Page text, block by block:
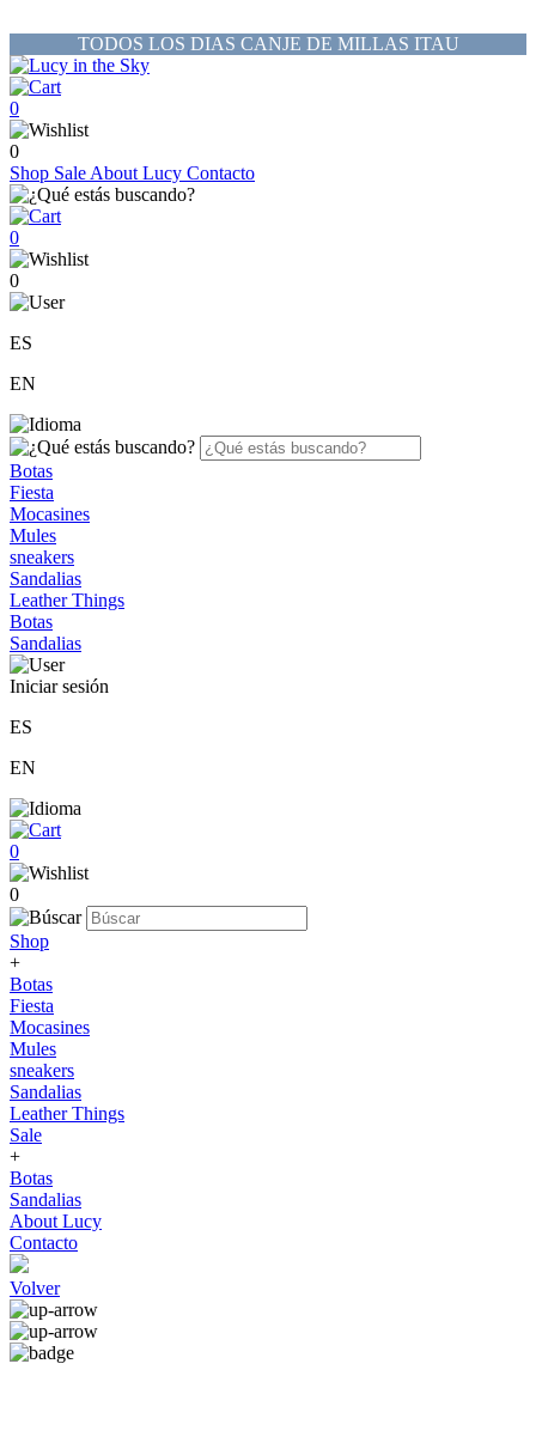
TODOS LOS DIAS CANJE DE MILLAS ITAU
0
0
Shop Sale About Lucy Contacto
0
0
ES
EN
Botas
Fiesta
Mocasines
Mules
sneakers
Sandalias
Leather Things
Botas
Sandalias
Iniciar sesión
ES
EN
0
0
Shop
+
Botas
Fiesta
Mocasines
Mules
sneakers
Sandalias
Leather Things
Sale
+
Botas
Sandalias
About Lucy
Contacto
Volver